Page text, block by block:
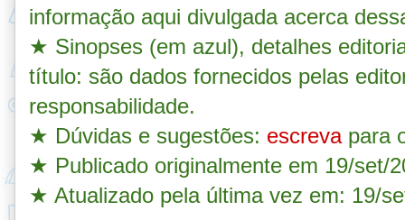
informação aqui divulgada acerca
★ Sinopses (em azul), detalhes
título: são dados fornecidos pelas
responsabilidade.
★ Dúvidas e sugestões: escrevapara
★ Publicado originalmente em 19/set/
★ Atualizado pela última vez em: 19/